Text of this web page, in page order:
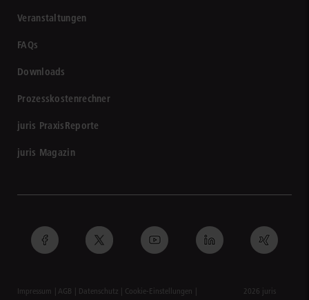
Veranstaltungen
FAQs
Downloads
Prozesskostenrechner
juris PraxisReporte
juris Magazin
Impressum AGB Datenschutz
Cookie-Einstellungen
2026 juris